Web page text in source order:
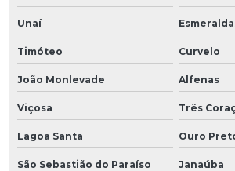
Unaí
Timóteo Curvelo
João Monlevade Alfenas
Viçosa Três
Lagoa Santa Ouro
São Sebastião do Paraíso Janaúba